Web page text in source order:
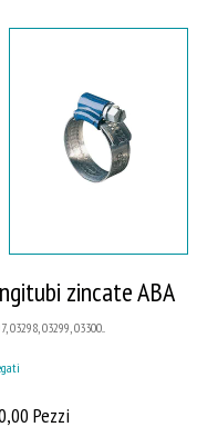
zincate ABA
03298, 03299, 03300...
Pezzi